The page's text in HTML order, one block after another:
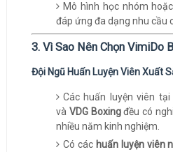
Mô hình học nhóm
đáp ứng đa dạng nhu cầu
3. Vì Sao Nên Chọn VimiDo
Đội Ngũ Huấn Luyện Viên Xuất
Các huấn luyện viên tại
và VDG Boxingđều có
nhiều năm kinh nghiệm.
Có các huấn luyện viên